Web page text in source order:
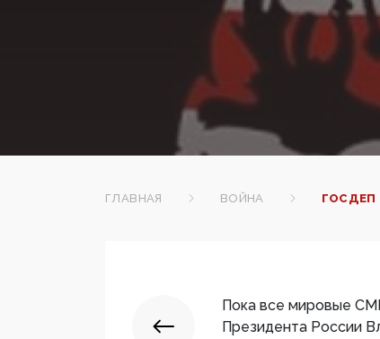
ГЛАВНАЯ ВОЙНА ГОСДЕП
Пока все мировые
Президента России